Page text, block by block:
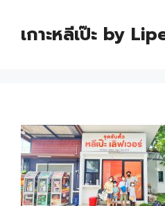
เกาะหลีเป๊ะ by